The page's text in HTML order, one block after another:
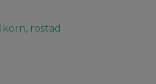
rostad